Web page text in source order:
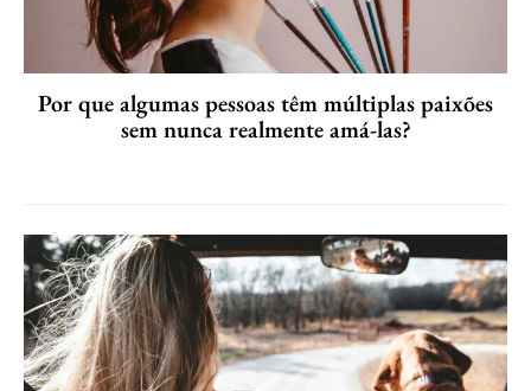
Por que algumas pessoas têm múltiplas paixões
sem nunca realmente amá-las?